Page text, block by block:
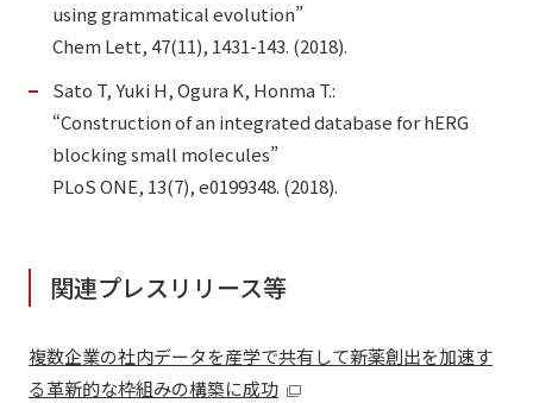
using grammatical evolution”
Chem Lett, 47(11), 1431-143. (2018).
Sato T, Yuki H, Ogura K, Honma T.:
“Construction of an integrated database for hERG
blocking small molecules”
PLoS ONE, 13(7), e0199348. (2018).
関連プレスリリース等
複数企業の社内データを産学で共有して新薬創出を加速す
る革新的な枠組みの構築に成功